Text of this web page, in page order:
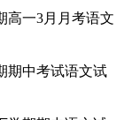
一3月月考语文
中考试语文试